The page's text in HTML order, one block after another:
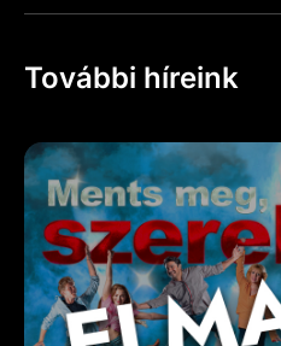
További híreink